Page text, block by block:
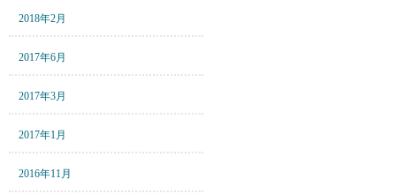
2018年2月
2017年6月
2017年3月
2017年1月
2016年11月